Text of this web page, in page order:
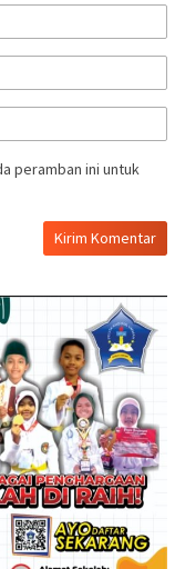
peramban ini untuk